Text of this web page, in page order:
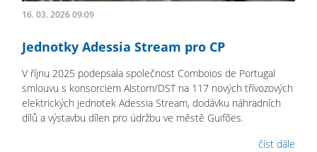
16. 03. 2026 09:09
Jednotky Adessia Stream pro CP
V říjnu 2025 podepsala společnost Comboios de Portugal
smlouvu s konsorciem Alstom/DST na 117 nových třívozových
elektrických jednotek Adessia Stream, dodávku náhradních
dílů a výstavbu dílen pro údržbu ve městě Guifões.
číst dále